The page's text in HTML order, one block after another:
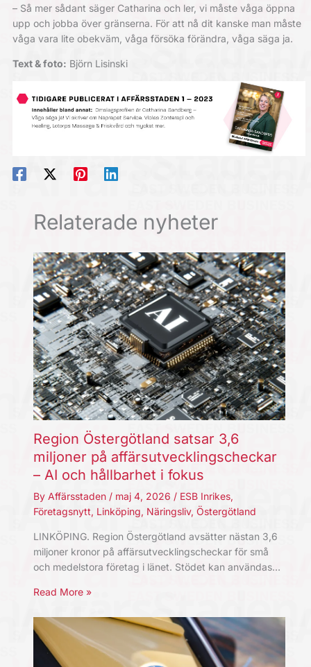
– Så mer sådant säger Catharina och ler, vi måste våga öppna
upp och jobba över gränserna. För att nå dit kanske man måste
våga vara lite obekväm, våga försöka ­förändra, våga säga ja.
Text & foto: Björn Lisinski
Relaterade nyheter
Region Östergötland satsar 3,6
miljoner på affärsutvecklingscheckar
– AI och hållbarhet i fokus
By Affärsstaden / maj 4, 2026 / ESB Inrikes,
Företagsnytt, Linköping, Näringsliv, Östergötland
LINKÖPING. Region Östergötland avsätter nästan 3,6
miljoner kronor på affärsutvecklingscheckar för små
och medelstora företag i länet. Stödet kan användas…
Read More »